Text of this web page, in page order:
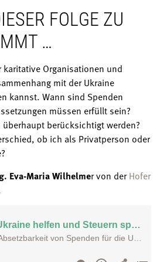
FOLGE ZU
…
Organisationen und
mit der Ukraine
kannst. Wann sind Spenden
müssen erfüllt sein?
berücksichtigt werden?
ob ich als Privatperson oder
Eva-Maria Wilhelmer von derHofer